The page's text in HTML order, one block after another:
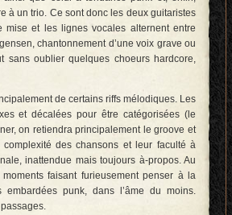
à un trio. Ce sont donc les deux guitaristes
et les lignes vocales alternent entre
chantonnement d’une voix grave ou
sans oublier quelques choeurs hardcore,
de certains riffs mélodiques. Les
et décalées pour être catégorisées (le
on retiendra principalement le groove et
des chansons et leur faculté à
inattendue mais toujours à-propos. Au
faisant furieusement penser à la
punk, dans l’âme du moins.